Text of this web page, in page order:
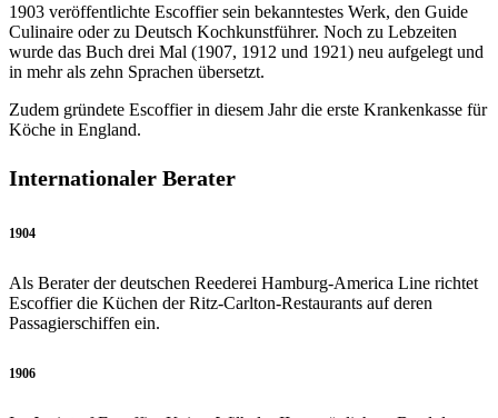
1903 veröffentlichte Escoffier sein bekanntestes Werk, den Guide
Culinaire oder zu Deutsch Kochkunstführer. Noch zu Lebzeiten
wurde das Buch drei Mal (1907, 1912 und 1921) neu aufgelegt und
in mehr als zehn Sprachen übersetzt.
Zudem gründete Escoffier in diesem Jahr die erste Krankenkasse für
Köche in England.
Internationaler Berater
1904
Als Berater der deutschen Reederei Hamburg-America Line richtet
Escoffier die Küchen der Ritz-Carlton-Restaurants auf deren
Passagierschiffen ein.
1906